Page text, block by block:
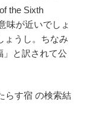
the Sixth
味が近いでしょ
ょうし。ちなみ
」と訳されて公
らす宿 の検索結